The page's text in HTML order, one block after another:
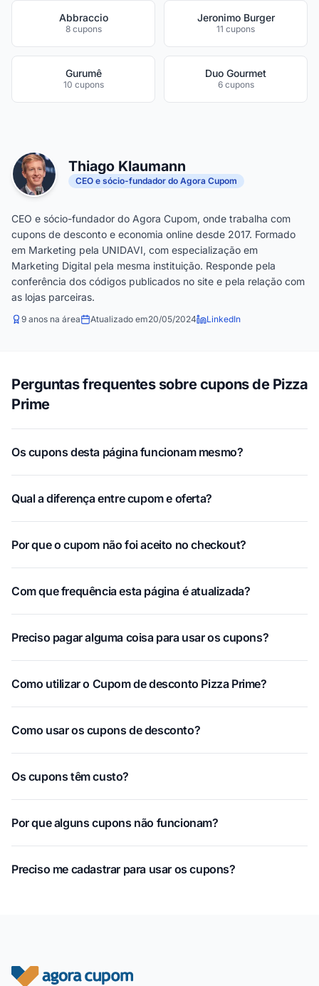
Abbraccio
8 cupons
Jeronimo Burger
11 cupons
Gurumê
10 cupons
Duo Gourmet
6 cupons
Thiago Klaumann
CEO e sócio-fundador do Agora Cupom
CEO e sócio-fundador do Agora Cupom, onde trabalha com
cupons de desconto e economia online desde 2017. Formado
em Marketing pela UNIDAVI, com especialização em
Marketing Digital pela mesma instituição. Responde pela
conferência dos códigos publicados no site e pela relação com
as lojas parceiras.
9 anos na área Atualizado em20/05/2024 LinkedIn
Perguntas frequentes sobre cupons de Pizza
Prime
Os cupons desta página funcionam mesmo?
Qual a diferença entre cupom e oferta?
Por que o cupom não foi aceito no checkout?
Com que frequência esta página é atualizada?
Preciso pagar alguma coisa para usar os cupons?
Como utilizar o Cupom de desconto Pizza Prime?
Como usar os cupons de desconto?
Os cupons têm custo?
Por que alguns cupons não funcionam?
Preciso me cadastrar para usar os cupons?
Rodapé do site